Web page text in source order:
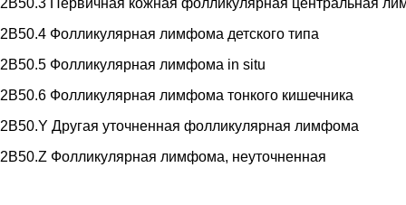
2B50.4 Фолликулярная лимфома детского типа
2B50.5 Фолликулярная лимфома in situ
2B50.6 Фолликулярная лимфома тонкого кишечника
2B50.Y Другая уточненная фолликулярная лимфома
2B50.Z Фолликулярная лимфома, неуточненная